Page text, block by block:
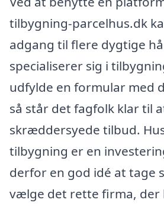
tilbygning-parcelhus.dk
adgang til flere dygtige
specialiserer sig i
udfylde en formular med
så står det fagfolk klar til
skræddersyede tilbud.
tilbygning er en
derfor en god idé at tage
vælge det rette firma, der